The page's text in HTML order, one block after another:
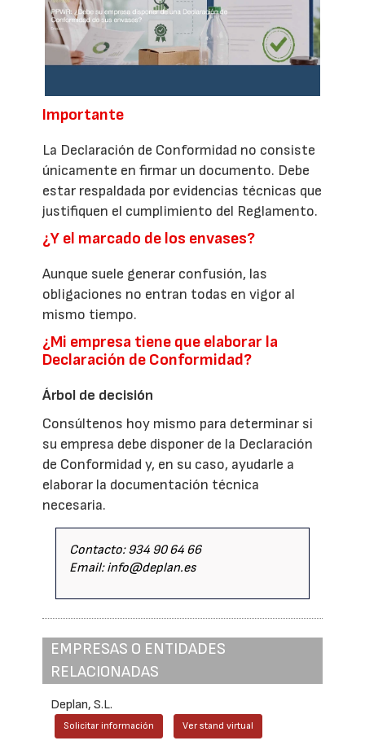
Importante
La Declaración de Conformidad no consiste
únicamente en firmar un documento. Debe
estar respaldada por evidencias técnicas que
justifiquen el cumplimiento del Reglamento.
¿Y el marcado de los envases?
Aunque suele generar confusión, las
obligaciones no entran todas en vigor al
mismo tiempo.
¿Mi empresa tiene que elaborar la
Declaración de Conformidad?
Árbol de decisión
Consúltenos hoy mismo para determinar si
su empresa debe disponer de la Declaración
de Conformidad y, en su caso, ayudarle a
elaborar la documentación técnica
necesaria.
Contacto: 934 90 64 66
Email: info@deplan.es
EMPRESAS O ENTIDADES
RELACIONADAS
Deplan, S.L.
Solicitar información Ver stand virtual